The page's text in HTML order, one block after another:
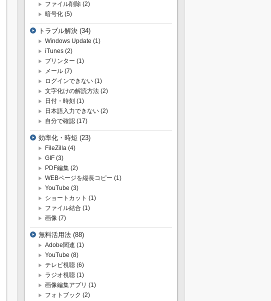
ファイル削除 (2)
暗号化 (5)
トラブル解決 (34)
Windows Update (1)
iTunes (2)
プリンター (1)
メール (7)
ログインできない (1)
文字化けの解読方法 (2)
日付・時刻 (1)
日本語入力できない (2)
自分で確認 (17)
効率化・時短 (23)
FileZilla (4)
GIF (3)
PDF編集 (2)
WEBページを縦長コピー (1)
YouTube (3)
ショートカット (1)
ファイル結合 (1)
画像 (7)
無料活用法 (88)
Adobe関連 (1)
YouTube (8)
テレビ視聴 (6)
ラジオ視聴 (1)
画像編集アプリ (1)
フォトブック (2)